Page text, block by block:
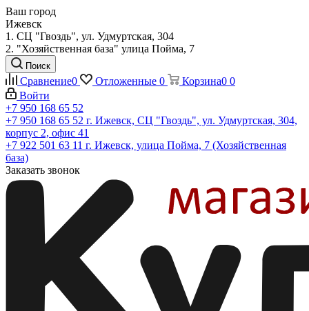
Ваш город
Ижевск
1. СЦ "Гвоздь", ул. Удмуртская, 304
2. "Хозяйственная база" улица Пойма, 7
Поиск
Сравнение0 Отложенные 0 Корзина0 0
Войти
+7 950 168 65 52
+7 950 168 65 52 г. Ижевск, СЦ "Гвоздь", ул. Удмуртская, 304,
корпус 2, офис 41
+7 922 501 63 11 г. Ижевск, улица Пойма, 7 (Хозяйственная
база)
Заказать звонок